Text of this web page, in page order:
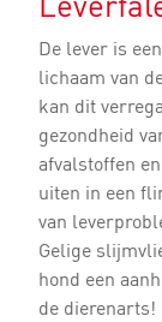
De lever is
lichaam van
kan dit
gezondheid
afvalstoffen
uiten in een
van
Gelige
hond een
de dierenarts!